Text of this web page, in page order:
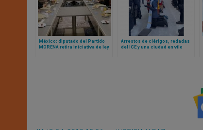
México: diputado del Partido
MORENA retira iniciativa de ley
Arrestos de clérigos, redadas
del ICE y una ciudad en vilo